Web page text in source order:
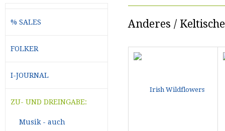
Anderes /
% SALES
FOLKER
I-JOURNAL
ZU- UND DREINGABE:
Musik - auch